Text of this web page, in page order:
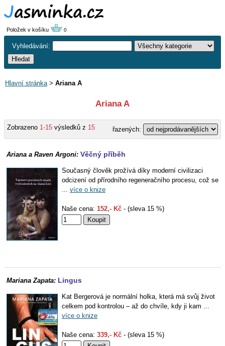
Položek v košíku 0
Vyhledávání:
Hlavní stránka> Ariana A
Ariana A
Zobrazeno 1-15 výsledků z 15 řazených:
Ariana a Raven Argoni: Věčný příběh
Současný člověk prožívá díky moderní civilizaci
odcizení od přírodního regeneračního procesu, což se
... více o knize
Naše cena: 152,- Kč - (sleva 15 %)
Mariana Zapata: Lingus
Kat Bergerová je normální holka, která má svůj život
celkem pod kontrolou – až do chvíle, kdy ji kam ...
více o knize
Naše cena: 339,- Kč - (sleva 15 %)